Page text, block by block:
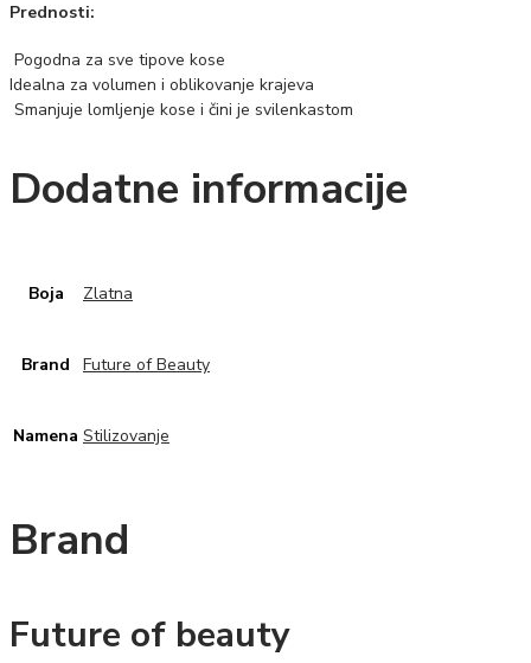
Prednosti:
Pogodna za sve tipove kose
Idealna za volumen i oblikovanje krajeva
Smanjuje lomljenje kose i čini je svilenkastom
Dodatne informacije
Boja Zlatna
Brand Future of Beauty
Namena Stilizovanje
Brand
Future of beauty